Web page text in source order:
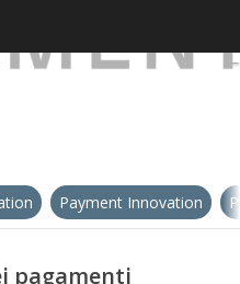
Payment Innovation
pagamenti